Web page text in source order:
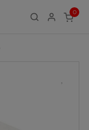
0
ITEMS